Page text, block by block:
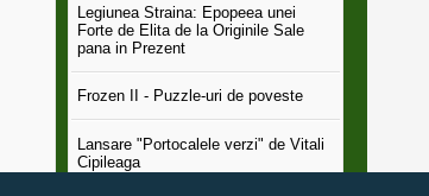
Legiunea Straina: Epopeea unei
Forte de Elita de la Originile Sale
pana in Prezent
Frozen II - Puzzle-uri de poveste
Lansare "Portocalele verzi" de Vitali
Cipileaga